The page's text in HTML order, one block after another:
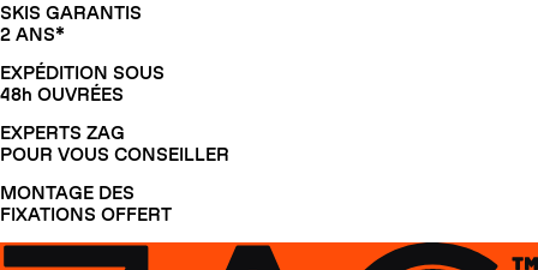
SKIS GARANTIS
2 ANS*
EXPÉDITION SOUS
48h OUVRÉES
EXPERTS ZAG
POUR VOUS CONSEILLER
MONTAGE DES
FIXATIONS OFFERT